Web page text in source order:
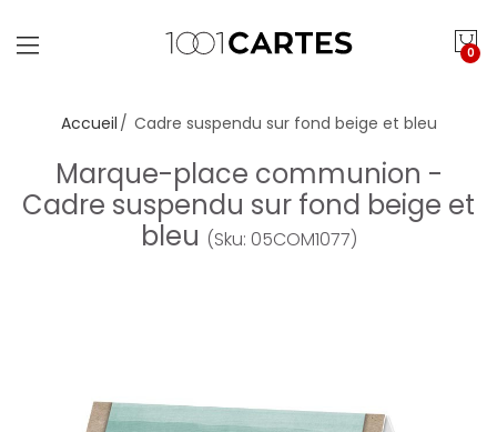
0
Accueil Cadre suspendu sur fond beige et bleu
Marque-place communion -
Cadre suspendu sur fond beige et
bleu (Sku: 05COM1077)